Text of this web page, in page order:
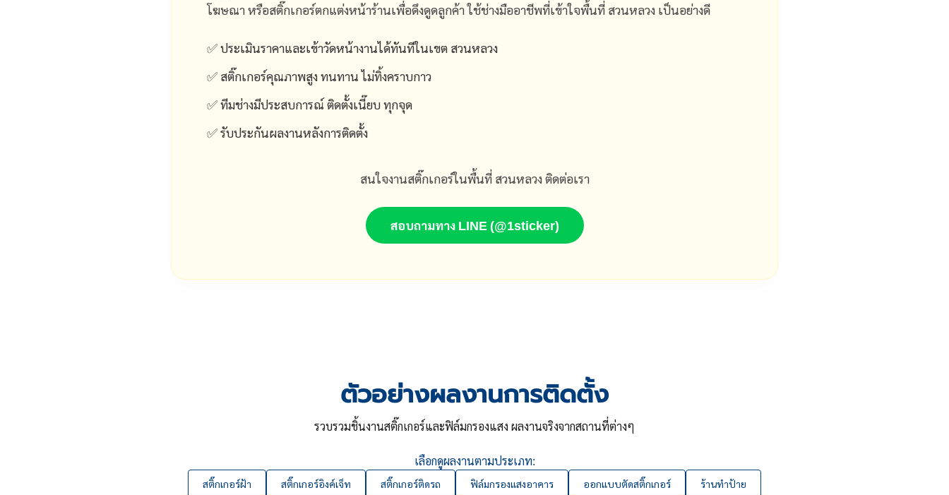
โฆษณา หรือสติ๊กเกอร์ตกแต่งหน้าร้านเพื่อดึงดูดลูกค้า ใช้ช่างมืออาชีพที่เข้าใจพื้นที่ สวนหลวง เป็นอย่างดี
✅ ประเมินราคาและเข้าวัดหน้างานได้ทันทีในเขต สวนหลวง
✅ สติ๊กเกอร์คุณภาพสูง ทนทาน ไม่ทิ้งคราบกาว
✅ ทีมช่างมีประสบการณ์ ติดตั้งเนี๊ยบ ทุกจุด
✅ รับประกันผลงานหลังการติดตั้ง
สนใจงานสติ๊กเกอร์ในพื้นที่ สวนหลวง ติดต่อเรา
สอบถามทาง LINE (@1sticker)
ตัวอย่างผลงานการติดตั้ง
รวบรวมชิ้นงานสติ๊กเกอร์และฟิล์มกรองแสง ผลงานจริงจากสถานที่ต่างๆ
เลือกดูผลงานตามประเภท:
สติ๊กเกอร์ฝ้า สติ๊กเกอร์อิงค์เจ็ท สติ๊กเกอร์ติดรถ ฟิล์มกรองแสงอาคาร ออกแบบตัดสติ๊กเกอร์ ร้านทำป้าย